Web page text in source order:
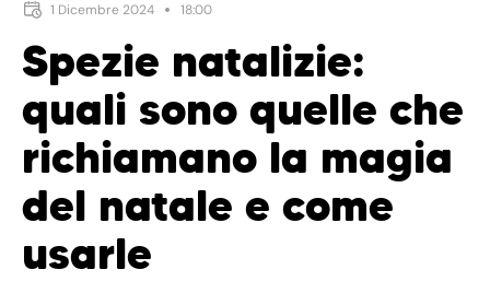
1 Dicembre 2024 18:00
Spezie natalizie:
quali sono quelle che
richiamano la magia
del natale e come
usarle